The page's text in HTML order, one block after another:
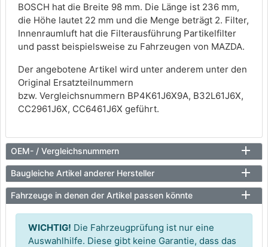
BOSCH hat die Breite 98 mm. Die Länge ist 236 mm,
die Höhe lautet 22 mm und die Menge beträgt 2. Filter,
Innenraumluft hat die Filterausführung Partikelfilter
und passt beispielsweise zu Fahrzeugen von MAZDA.
Der angebotene Artikel wird unter anderem unter den
Original Ersatzteilnummern
bzw. Vergleichsnummern BP4K61J6X9A, B32L61J6X,
CC2961J6X, CC6461J6X geführt.
OEM- / Vergleichsnummern
Baugleiche Artikel anderer Hersteller
Fahrzeuge in denen der Artikel passen könnte
WICHTIG! Die Fahrzeugprüfung ist nur eine
Auswahlhilfe. Diese gibt keine Garantie, dass das